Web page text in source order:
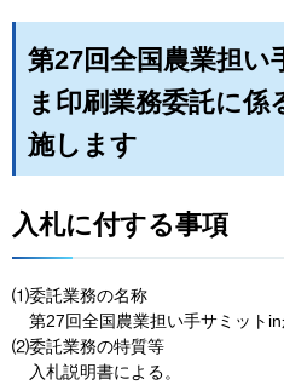
第27回全国農業担
ま印刷業務委託に係
施します
入札に付する事項
⑴委託業務の名称
第27回全国農業担い手サミット
⑵委託業務の特質等
入札説明書による。